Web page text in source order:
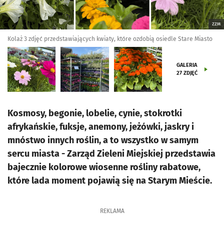
ZZM
Kolaż 3 zdjęć przedstawiających kwiaty, które ozdobią osiedle Stare Miasto
GALERIA
27 ZDJĘĆ
Kosmosy, begonie, lobelie, cynie, stokrotki
afrykańskie, fuksje, anemony, jeżówki, jaskry i
mnóstwo innych roślin, a to wszystko w samym
sercu miasta - Zarząd Zieleni Miejskiej przedstawia
bajecznie kolorowe wiosenne rośliny rabatowe,
które lada moment pojawią się na Starym Mieście.
REKLAMA